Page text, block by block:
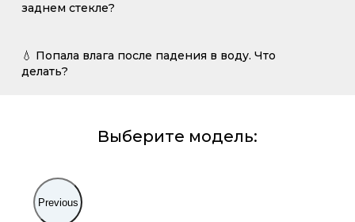
заднем стекле?
💧 Попала влага после падения в воду. Что
делать?
Выберите модель:
Previous